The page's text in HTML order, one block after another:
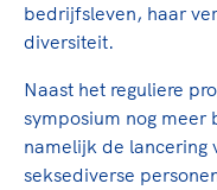
Nieuwspagina
Columns
Sportmatch
Clubacties
Handboek Wet- en
Opleidingen en
Europese Spelen
Topsportbeleid
Topsportfinanciering
Maatschappelijke
bedrijfsleven, haar
diversiteit.
Naast het reguliere
symposium nog meer
namelijk de lancering
seksediverse